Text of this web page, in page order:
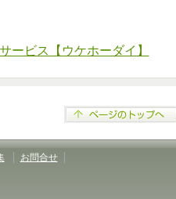
ービス【ウケホーダイ】
お問合せ